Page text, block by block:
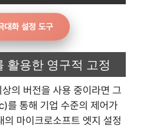
대화 설정 도구
활용한 영구적 고정
의 버전을 사용 중이라면 그
통해 기업 수준의 제어가
의 마이크로소프트 엣지 설정